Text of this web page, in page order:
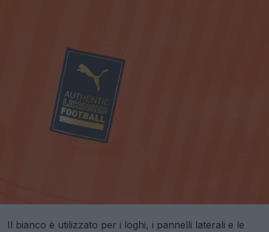
Il bianco è utilizzato per i loghi, i pannelli laterali e le